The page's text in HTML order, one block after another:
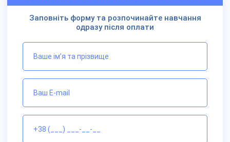
Заповніть форму та розпочинайте навчання
одразу після оплати